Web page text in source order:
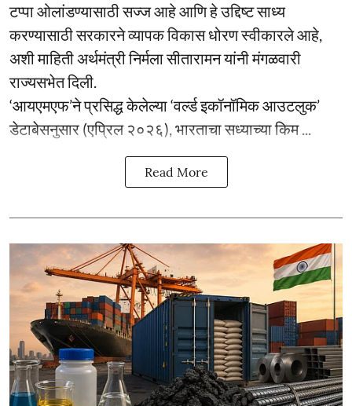
टप्पा ओलांडण्यासाठी सज्ज आहे आणि हे उद्दिष्ट साध्य
करण्यासाठी सरकारने व्यापक विकास धोरण स्वीकारले आहे,
अशी माहिती अर्थमंत्री निर्मला सीतारामन यांनी मंगळवारी
राज्यसभेत दिली.
‘आयएमएफ’ने प्रसिद्ध केलेल्या ‘वर्ल्ड इकॉनॉमिक आउटलुक’
डेटाबेसनुसार (एप्रिल २०२६), भारताचा सध्याच्या किम ...
Read More